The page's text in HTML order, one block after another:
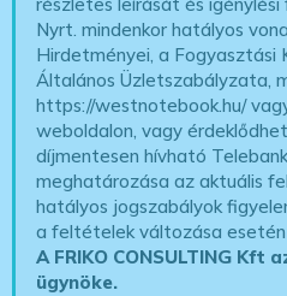
Nyrt. mindenkor hatályos
Hirdetményei, a Fogyasztási
Általános Üzletszabályzata,
https://westnotebook.hu/
weboldalon, vagy
díjmentesen hívható
meghatározása az aktuális
hatályos jogszabályok
a feltételek változása
A FRIKO CONSULTING Kft
ügynöke.